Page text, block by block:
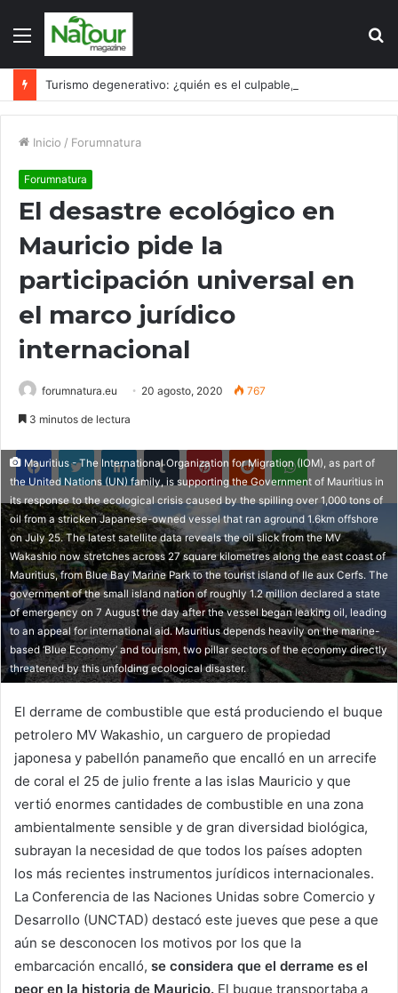
Menú
Inicio / Forumnatura
Forumnatura
El desastre ecológico en
Mauricio pide la
participación universal en
el marco jurídico
internacional
forumnatura.eu 20 agosto, 2020 767
3 minutos de lectura
FacebookTwitter LinkedInTumblr PinterestReddit WhatsApp
Mauritius - The International Organization for Migration (IOM), as part of
the United Nations (UN) family, is supporting the Government of Mauritius in
its response to the ecological crisis caused by the spilling over 1,000 tons of
oil from a stricken Japanese-owned vessel that ran aground 1.6km offshore
on July 25. The latest satellite data reveals the oil slick from the MV
Wakashio now stretches across 27 square kilometres along the east coast of
Mauritius, from Blue Bay Marine Park to the tourist island of Ile aux Cerfs. The
government of the small island nation of roughly 1.2 million declared a state
of emergency on 7 August the day after the vessel began leaking oil, leading
to an appeal for international aid. Mauritius depends heavily on the marine-
based ‘Blue Economy’ and tourism, two pillar sectors of the economy directly
threatened by this unfolding ecological disaster.
El derrame de combustible que está produciendo el buque
petrolero MV Wakashio, un carguero de propiedad
japonesa y pabellón panameño que encalló en un arrecife
de coral el 25 de julio frente a las islas Mauricio y que
vertió enormes cantidades de combustible en una zona
ambientalmente sensible y de gran diversidad biológica,
subrayan la necesidad de que todos los países adopten
los más recientes instrumentos jurídicos internacionales.
La Conferencia de las Naciones Unidas sobre Comercio y
Desarrollo (UNCTAD) destacó este jueves que pese a que
aún se desconocen los motivos por los que la
embarcación encalló, se considera que el derrame es el
peor en la historia de Mauricio. El buque transportaba a